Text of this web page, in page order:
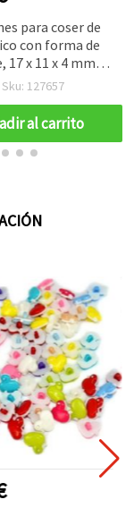
para coser de
con forma de
17 x 11 x 4 mm,
3 mm, blanco y
Sku: 127657
al carrito